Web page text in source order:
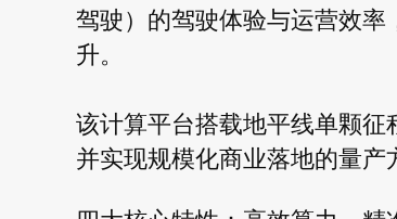
驾驶）的驾驶体验与运营效
升。
该计算平台搭载地平线单颗
并实现规模化商业落地的量产